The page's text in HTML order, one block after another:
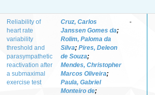
Reliability of
heart rate
variability
threshold and
parasympathetic
reactivation after
a submaximal
exercise test
Cruz, Carlos
Janssen Gomes da;
Rolim, Paloma da
Silva; Pires, Deleon
de Souza;
Mendes, Christopher
Marcos Oliveira;
Paula, Gabriel
Monteiro de;
-